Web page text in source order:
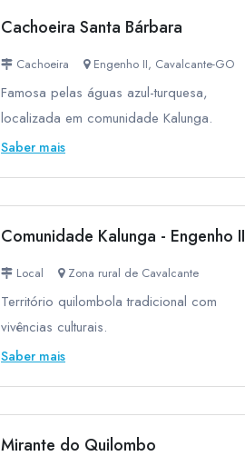
Cachoeira Santa Bárbara
Cachoeira Engenho II, Cavalcante-GO
Famosa pelas águas azul-turquesa,
localizada em comunidade Kalunga.
Saber mais
Comunidade Kalunga - Engenho II
Local Zona rural de Cavalcante
Território quilombola tradicional com
vivências culturais.
Saber mais
Mirante do Quilombo